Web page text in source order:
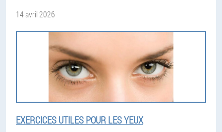
14 avril 2026
EXERCICES UTILES POUR LES YEUX